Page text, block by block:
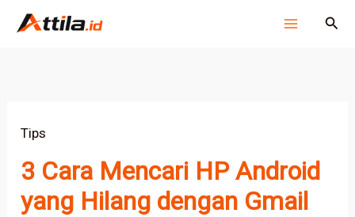
Lewati
Cari
Tips
3 Cara Mencari HP Android
yang Hilang dengan Gmail